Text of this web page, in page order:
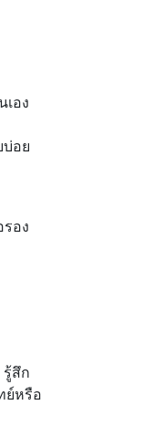
อง
อย
อง
สึก
ย์หรือ